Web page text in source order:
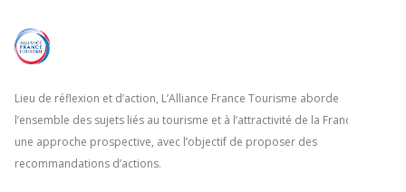
Lieu de réflexion et d’action, L’Alliance France Tourisme aborde
l’ensemble des sujets liés au tourisme et à l’attractivité de la France dans
une approche prospective, avec l’objectif de proposer des
recommandations d’actions.